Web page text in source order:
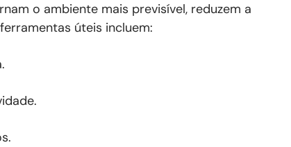
o ambiente mais previsível, reduzem a
úteis incluem: